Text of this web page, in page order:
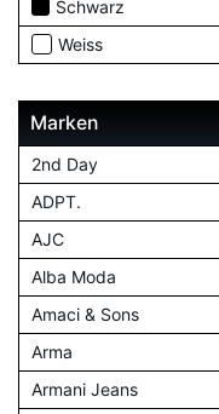
Schwarz
Weiss
Marken
2nd Day
ADPT.
AJC
Alba Moda
Amaci & Sons
Arma
Armani Jeans